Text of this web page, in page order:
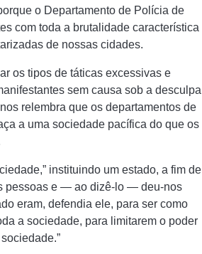
o Departamento de Polícia de
com toda a brutalidade característica
de nossas cidades.
os tipos de táticas excessivas e
sem causa sob a desculpa
relembra que os departamentos de
a uma sociedade pacífica do que os
instituindo um estado, a fim de
pessoas e — ao dizê-lo — deu-nos
eram, defendia ele, para ser como
a sociedade, para limitarem o poder